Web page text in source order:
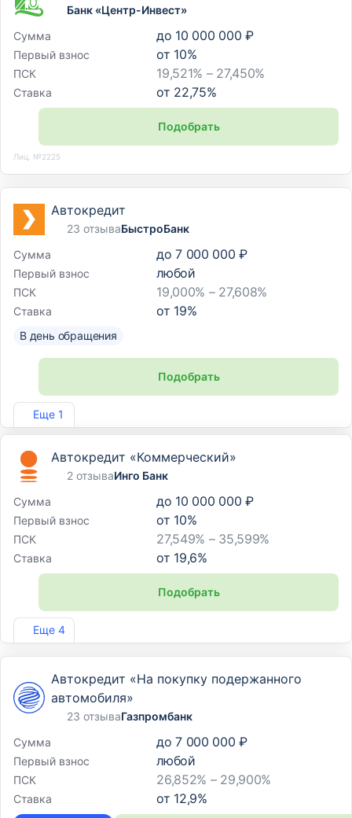
Банк «Центр-Инвест»
Сумма
до 10 000 000 ₽
Первый взнос от 10%
ПСК 19,521% – 27,450%
Ставка от 22,75%
Подобрать
Лиц. №2225
Еще 1
Автокредит
23 отзываБыстроБанк
Сумма
до 7 000 000 ₽
Первый взнос любой
ПСК 19,000% – 27,608%
Ставка от 19%
В день обращения
Подобрать
Лиц. №1745
Еще 4
Автокредит «Коммерческий»
2 отзываИнго Банк
Сумма
до 10 000 000 ₽
Первый взнос от 10%
ПСК 27,549% – 35,599%
Ставка от 19,6%
Подобрать
Лиц. №2307
Автокредит «На покупку подержанного
автомобиля»
23 отзываГазпромбанк
Сумма
до 7 000 000 ₽
Первый взнос любой
ПСК 26,852% – 29,900%
Ставка от 12,9%